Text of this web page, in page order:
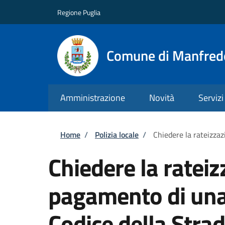
Regione Puglia
Comune di
Amministrazione Novità Servizi
Briciole di pane
Home / Polizia locale / Chiedere la
Chiedere la
pagamento di